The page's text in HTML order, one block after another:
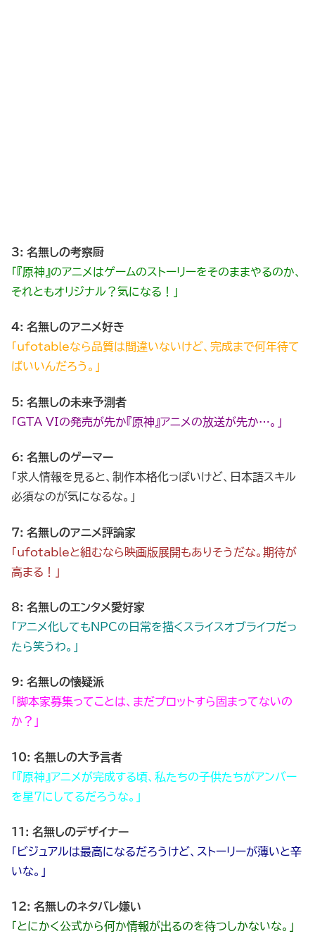
3: 名無しの考察厨
「『原神』のアニメはゲームのストーリーをそのままやるのか、
それともオリジナル？気になる！」
4: 名無しのアニメ好き
「ufotableなら品質は間違いないけど、完成まで何年待て
ばいいんだろう。」
5: 名無しの未来予測者
「GTA VIの発売が先か『原神』アニメの放送が先か…。」
6: 名無しのゲーマー
「求人情報を見ると、制作本格化っぽいけど、日本語スキル
必須なのが気になるな。」
7: 名無しのアニメ評論家
「ufotableと組むなら映画版展開もありそうだな。期待が
高まる！」
8: 名無しのエンタメ愛好家
「アニメ化してもNPCの日常を描くスライスオブライフだっ
たら笑うわ。」
9: 名無しの懐疑派
「脚本家募集ってことは、まだプロットすら固まってないの
か？」
10: 名無しの大予言者
「『原神』アニメが完成する頃、私たちの子供たちがアンバー
を星7にしてるだろうな。」
11: 名無しのデザイナー
「ビジュアルは最高になるだろうけど、ストーリーが薄いと辛
いな。」
12: 名無しのネタバレ嫌い
「とにかく公式から何か情報が出るのを待つしかないな。」